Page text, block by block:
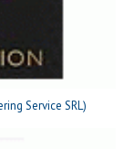
Service SRL)